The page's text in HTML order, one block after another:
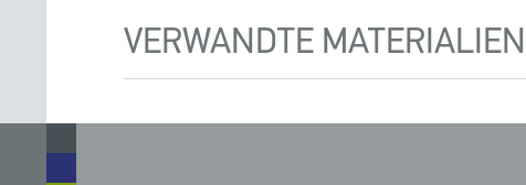
VERWANDTE MATERIALIEN